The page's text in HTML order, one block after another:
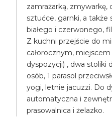
zamrażarką,
sztućce, garnki, a także
białego i czerwonego,
Z kuchni przejście do
całorocznym,
dyspozycji) , dwa stoliki
osób, 1 parasol
yogi, letnie jacuzzi. Do
automatyczna i
prasowalnica i żelazko.